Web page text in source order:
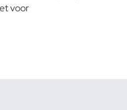
voor